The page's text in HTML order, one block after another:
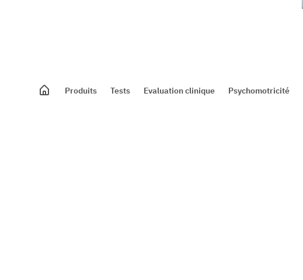
Produits Tests Evaluation clinique Psychomotricité